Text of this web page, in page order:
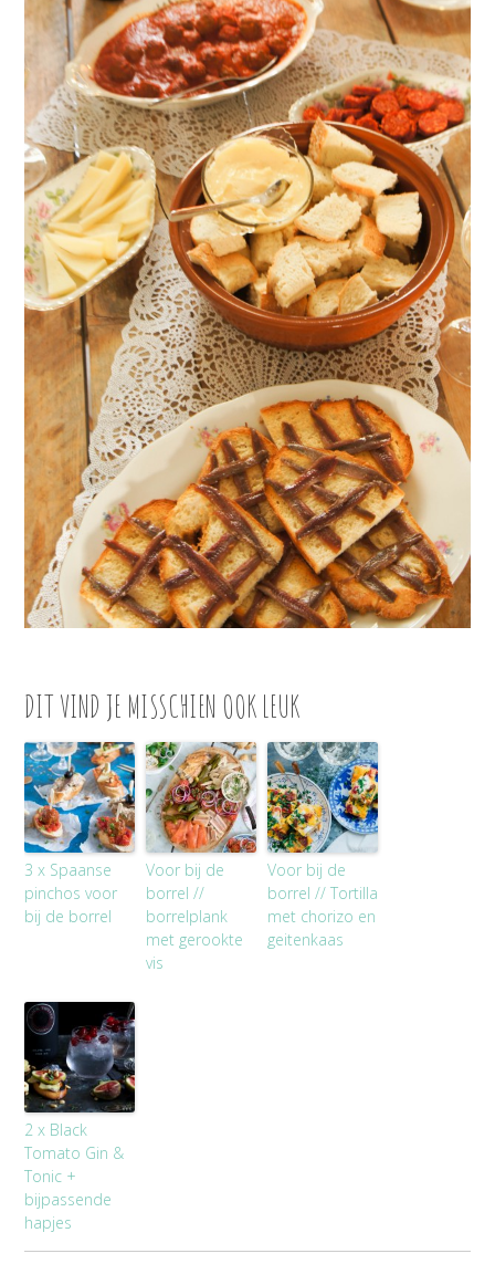
DIT VIND JE MISSCHIEN OOK LEUK
3 x Spaanse
pinchos voor
bij de borrel
Voor bij de
borrel //
borrelplank
met gerookte
vis
Voor bij de
borrel // Tortilla
met chorizo en
geitenkaas
2 x Black
Tomato Gin &
Tonic +
bijpassende
hapjes